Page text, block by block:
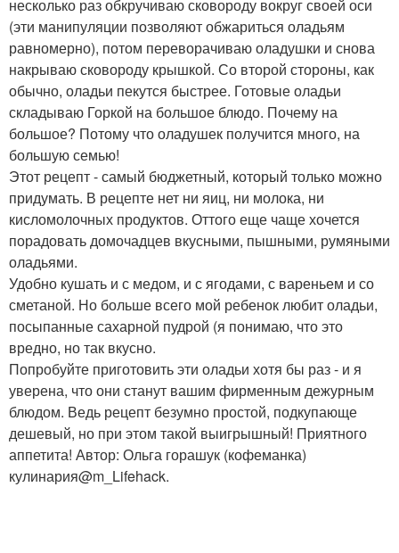
несколько раз обкручиваю сковороду вокруг своей оси
(эти манипуляции позволяют обжариться оладьям
равномерно), потом переворачиваю оладушки и снова
накрываю сковороду крышкой. Со второй стороны, как
обычно, оладьи пекутся быстрее. Готовые оладьи
складываю Горкой на большое блюдо. Почему на
большое? Потому что оладушек получится много, на
большую семью!
Этот рецепт - самый бюджетный, который только можно
придумать. В рецепте нет ни яиц, ни молока, ни
кисломолочных продуктов. Оттого еще чаще хочется
порадовать домочадцев вкусными, пышными, румяными
оладьями.
Удобно кушать и с медом, и с ягодами, с вареньем и со
сметаной. Но больше всего мой ребенок любит оладьи,
посыпанные сахарной пудрой (я понимаю, что это
вредно, но так вкусно.
Попробуйте приготовить эти оладьи хотя бы раз - и я
уверена, что они станут вашим фирменным дежурным
блюдом. Ведь рецепт безумно простой, подкупающе
дешевый, но при этом такой выигрышный! Приятного
аппетита! Автор: Ольга горашук (кофеманка)
кулинария@m_Lifehack.